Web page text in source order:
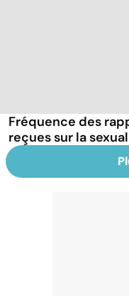
Fréquence des
reçues sur la